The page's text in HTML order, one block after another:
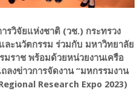
รวิจัยแห่งชาติ (วช.) กระทรวง
ะนวัตกรรม ร่วมกับ มหาวิทยาลัย
ราช พร้อมด้วยหน่วยงานเครือ
งข่าวการจัดงาน “มหกรรมงาน
Research Expo 2023)